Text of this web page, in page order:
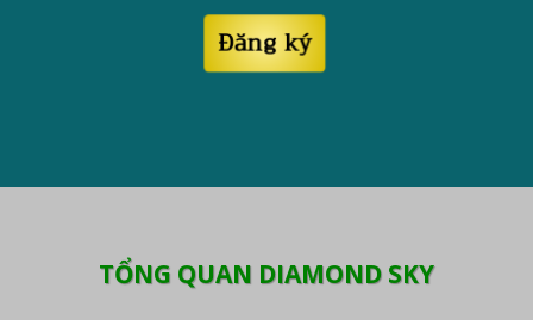
TỔNG QUAN DIAMOND SKY